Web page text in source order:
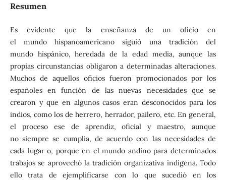
Resumen
Es evidente que la enseñanza de un oficio en
el mundo hispanoamericano siguió una tradición del
mundo hispánico, heredada de la edad media, aunque las
propias circunstancias obligaron a determinadas alteraciones.
Muchos de aquellos oficios fueron promocionados por los
españoles en función de las nuevas necesidades que se
crearon y que en algunos casos eran desconocidos para los
indios, como los de herrero, herrador, pailero, etc. En general,
el proceso ese de aprendiz, oficial y maestro, aunque
no siempre se cumplía, de acuerdo con las necesidades de
cada lugar o, porque en el mundo andino para determinados
trabajos se aprovechó la tradición organizativa indígena. Todo
ello trata de ejemplificarse con lo que sucedió en los